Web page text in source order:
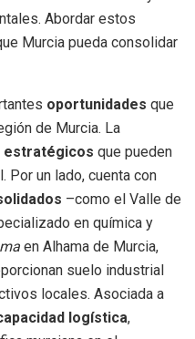
Abordar estos
Murcia pueda consolidar
oportunidades que
de Murcia. La
estratégicos que pueden
Por un lado, cuenta con
–como el Valle de
en química y
en Alhama de Murcia,
suelo industrial
locales. Asociada a
logística,